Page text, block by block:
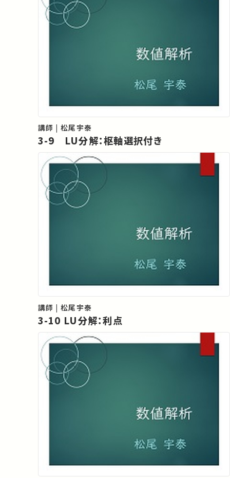
講師 | 松尾宇泰
3-9 LU分解：枢軸選択付き
講師 | 松尾宇泰
3-10 LU分解：利点